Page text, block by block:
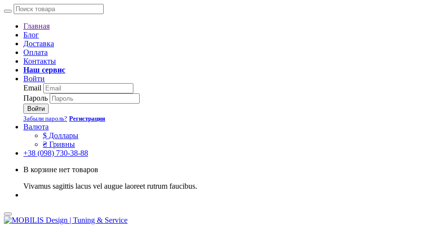
Главная
Блог
Доставка
Оплата
Контакты
Наш сервис
Войти
Email
Пароль
Войти
Забыли пароль? Регистрация
Валюта
$ Доллары
₴ Гривны
+38 (098) 730-38-88
В корзине нет товаров
Vivamus sagittis lacus vel augue laoreet rutrum faucibus.